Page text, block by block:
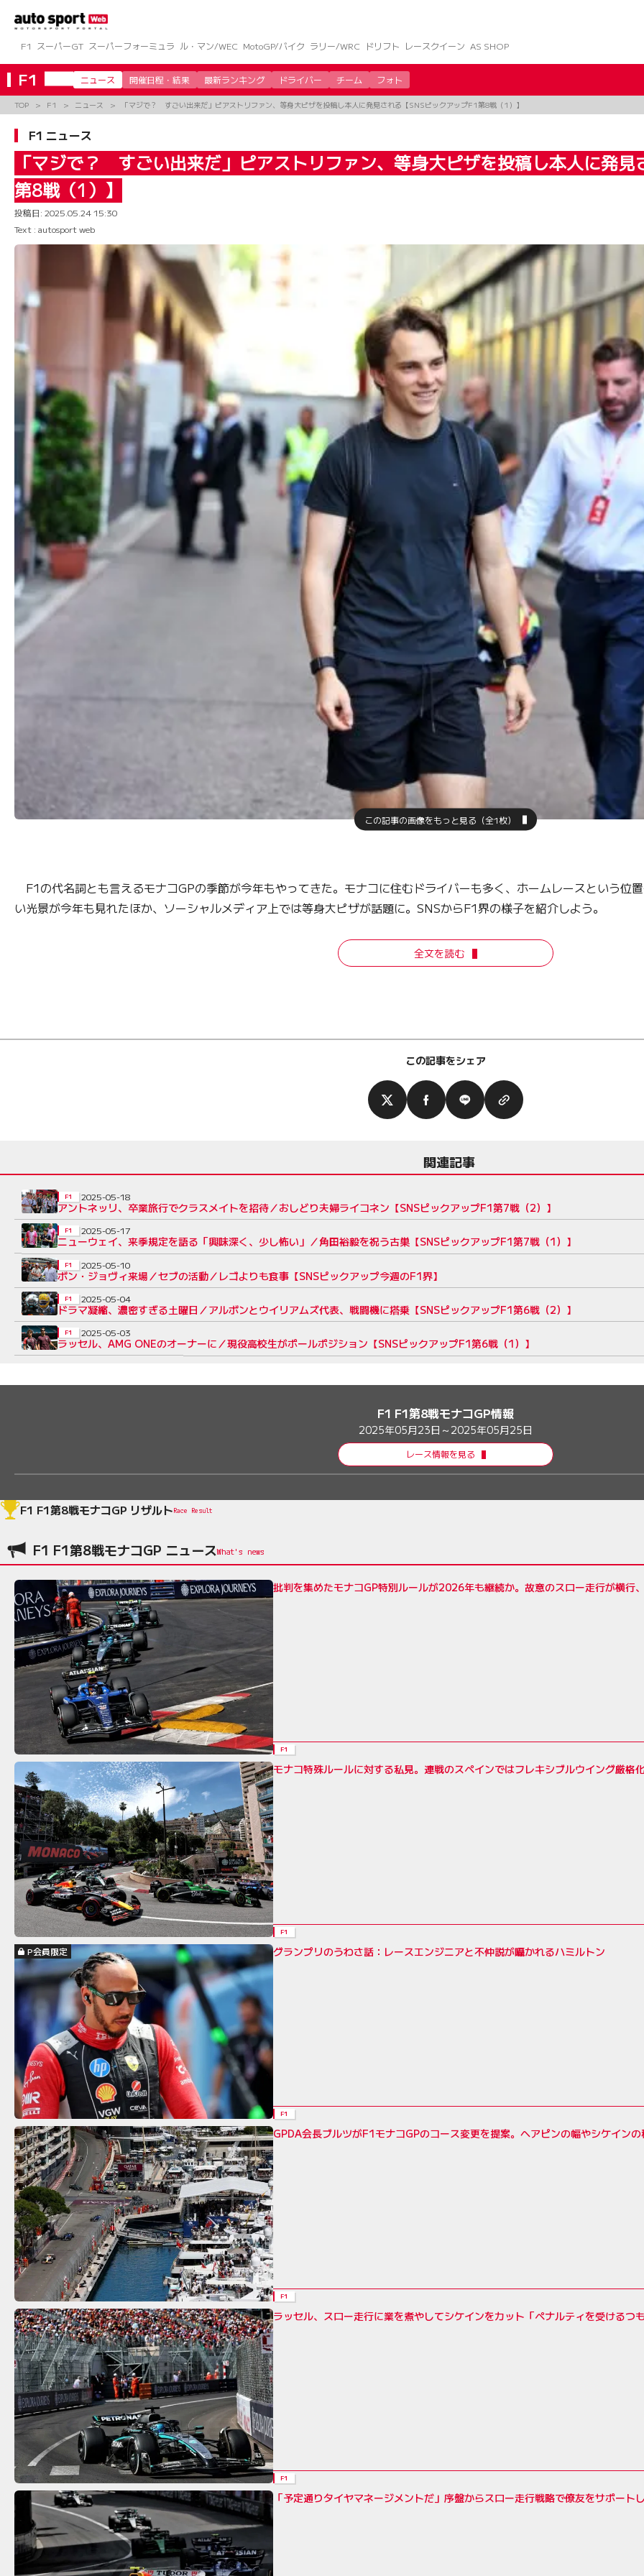
ツ
へ
ス
キ
ッ
F1
スーパーGT スーパーフォーミュラ ル・マン/WEC MotoGP/バイク ラリー/WRC ドリフト レースクイーン AS SHOP
F1 ニュース 開催日程・結果 最新ランキング ドライバー チーム フォト
TOP F1 ニュース 「マジで？ すごい出来だ」ピアストリファン、等身大ピザを投稿し本人に発見される【SNSピックアップF1第8戦（1）】
F1 ニュース
「マジで？ すごい出来だ」ピアストリファン、等身大ピザを投稿し本人に発見
第8戦（1）】
投稿日: 2025.05.24 15:30
Text : autosport web
この記事の画像をもっと見る（全1枚）
F1の代名詞とも言えるモナコGPの季節が今年もやってきた。モナコに住むドライバーも多く、ホームレースという位
い光景が今年も見れたほか、ソーシャルメディア上では等身大ピザが話題に。SNSからF1界の様子を紹介しよう。
全文を読む
この記事をシェア
関連記事
アントネッリ、卒業旅行でクラスメイトを招待／おしどり夫婦ライコネン【SNSピックアップF1第7戦（2）】
F1 2025-05-18
ニューウェイ、来季規定を語る「興味深く、少し怖い」／角田裕毅を祝う古巣【SNSピックアップF1第7戦（1）】
F1 2025-05-17
ボン・ジョヴィ来場／セブの活動／レゴよりも食事【SNSピックアップ今週のF1界】
F1 2025-05-10
ドラマ凝縮、濃密すぎる土曜日／アルボンとウイリアムズ代表、戦闘機に搭乗【SNSピックアップF1第6戦（2）】
F1 2025-05-04
ラッセル、AMG ONEのオーナーに／現役高校生がポールポジション【SNSピックアップF1第6戦（1）】
F1 2025-05-03
F1 F1第8戦モナコGP情報
2025年05月23日～2025年05月25日
レース情報を見る
F1 F1第8戦モナコGP リザルトRace Result
F1 F1第8戦モナコGP ニュース
批判を集めたモナコGP特別ルールが2026年も継続か。故意のスロー走行が横行
F1
モナコ特殊ルールに対する私見。連戦のスペインではフレキシブルウイング厳格
F1
P会員限定
グランプリのうわさ話：レースエンジニアと不仲説が囁かれるハミルトン
F1
GPDA会長ブルツがF1モナコGPのコース変更を提案。ヘアピンの幅やシケイン
F1
ラッセル、スロー走行に業を煮やしてシケインをカット「ペナルティを受けるつ
F1
「予定通りタイヤマネージメントだ」序盤からスロー走行戦略で僚友をサポート